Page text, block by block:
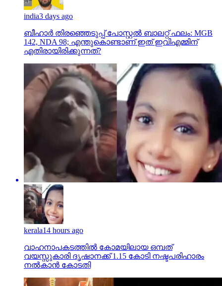
india3 days ago
ബീഹാർ തിരഞ്ഞെടുപ്പ് പോസ്റ്റൽ ബാലറ്റ് ഫലം: MGB
142, NDA 98; എന്തുകൊണ്ടാണ് ഇത് ഇവിഎമ്മിന്
എതിരായിരിക്കുന്നത്?
kerala14 hours ago
വാഹനാപകടത്തില്‍ കോമയിലായ ഒമ്പത്
വയസ്സുകാരി ദൃഷാനക്ക് 1.15 കോടി നഷ്ടപരിഹാരം
നല്‍കാന്‍ കോടതി